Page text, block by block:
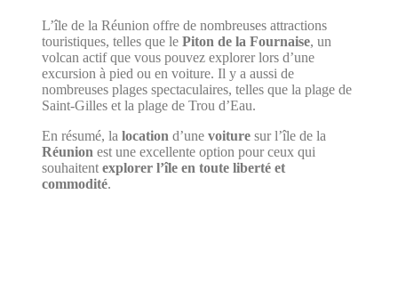
L’île de la Réunion offre de nombreuses attractions
touristiques, telles que le Piton de la Fournaise, un
volcan actif que vous pouvez explorer lors d’une
excursion à pied ou en voiture. Il y a aussi de
nombreuses plages spectaculaires, telles que la plage de
Saint-Gilles et la plage de Trou d’Eau.
En résumé, la location d’unevoituresur l’île de la
Réunion est une excellente option pour ceux qui
souhaitent explorer l’île en toute liberté et
commodité.